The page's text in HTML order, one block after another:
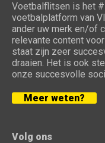
Voetbalflitsen is het
voetbalplatform van
ander uw merk en/of
relevante content
staat zijn zeer
draaien. Het is ook
onze succesvolle
Meer weten?
Volg ons